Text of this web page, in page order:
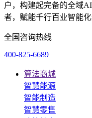
户，构建起完备的全域
者，赋能千行百业智能
全国咨询热线
400-825-6689
算法商城
智慧能源
智能制造
智慧零售